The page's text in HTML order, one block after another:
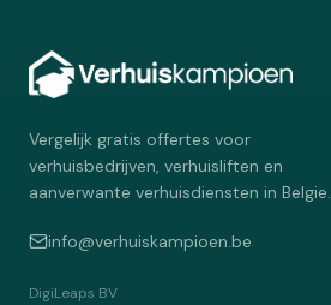
Vergelijk gratis offertes voor
verhuisbedrijven, verhuisliften en
aanverwante verhuisdiensten in Belgie.
info@verhuiskampioen.be
DigiLeaps BV